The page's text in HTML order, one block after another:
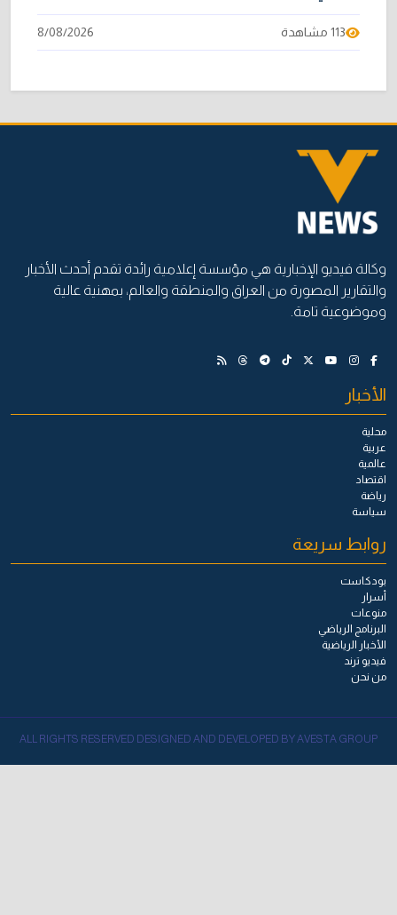
113 مشاهدة 8/08/2026
وكالة فيديو الإخبارية هي مؤسسة إعلامية رائدة تقدم أحدث الأخبار
والتقارير المصورة من العراق والمنطقة والعالم، بمهنية عالية
وموضوعية تامة.
الأخبار
محلية
عربية
عالمية
اقتصاد
رياضة
سياسة
روابط سريعة
بودكاست
أسرار
منوعات
البرنامج الرياضي
الأخبار الرياضية
فيديو ترند
من نحن
ALL RIGHTS RESERVED DESIGNED AND DEVELOPED BY AVESTA GROUP